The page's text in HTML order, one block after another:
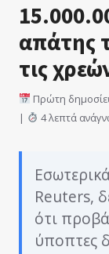
απάτης
τις
Πρώτη
|
4 λεπτά
Reuters,
ότι
ύποπτες